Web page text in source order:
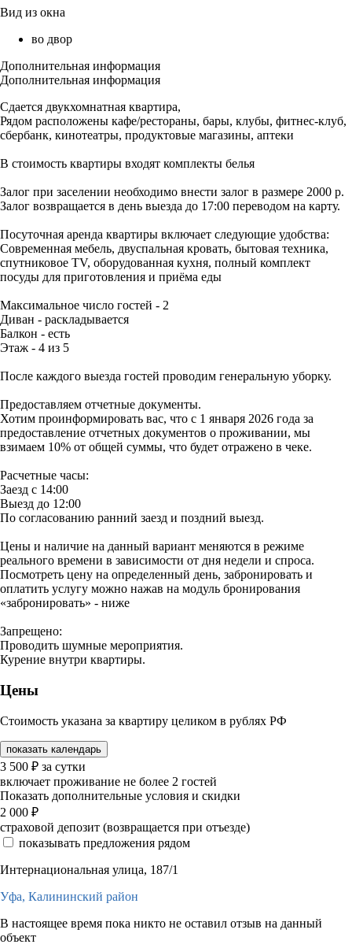
Вид из окна
во двор
Дополнительная информация
Дополнительная информация
Сдается двукхомнатная квартира,
Рядом расположены кафе/рестораны, бары, клубы, фитнес-клуб,
сбербанк, кинотеатры, продуктовые магазины, аптеки
В стоимость квартиры входят комплекты белья
Залог при заселении необходимо внести залог в размере 2000 р.
Залог возвращается в день выезда до 17:00 переводом на карту.
Посуточная аренда квартиры включает следующие удобства:
Современная мебель, двуспальная кровать, бытовая техника,
спутниковое TV, оборудованная кухня, полный комплект
посуды для приготовления и приёма еды
Максимальное число гостей - 2
Диван - раскладывается
Балкон - есть
Этаж - 4 из 5
После каждого выезда гостей проводим генеральную уборку.
Предоставляем отчетные документы.
Хотим проинформировать вас, что с 1 января 2026 года за
предоставление отчетных документов о проживании, мы
взимаем 10% от общей суммы, что будет отражено в чеке.
Расчетные часы:
Заезд с 14:00
Выезд до 12:00
По согласованию ранний заезд и поздний выезд.
Цены и наличие на данный вариант меняются в режиме
реального времени в зависимости от дня недели и спроса.
Посмотреть цену на определенный день, забронировать и
оплатить услугу можно нажав на модуль бронирования
«забронировать» - ниже
Запрещено:
Проводить шумные мероприятия.
Курение внутри квартиры.
Цены
Стоимость указана за квартиру целиком в рублях РФ
показать календарь
3 500 ₽ за сутки
включает проживание не более 2 гостей
Показать дополнительные условия и скидки
2 000 ₽
страховой депозит (возвращается при отъезде)
показывать предложения рядом
Интернациональная улица, 187/1
Уфа, Калининский район
В настоящее время пока никто не оставил отзыв на данный
объект